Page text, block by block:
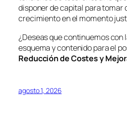
disponer de capital para tomar
crecimiento en el momento
¿Deseas que continuemos con
esquema y contenido para el
Reducción de Costes y
agosto 1, 2026